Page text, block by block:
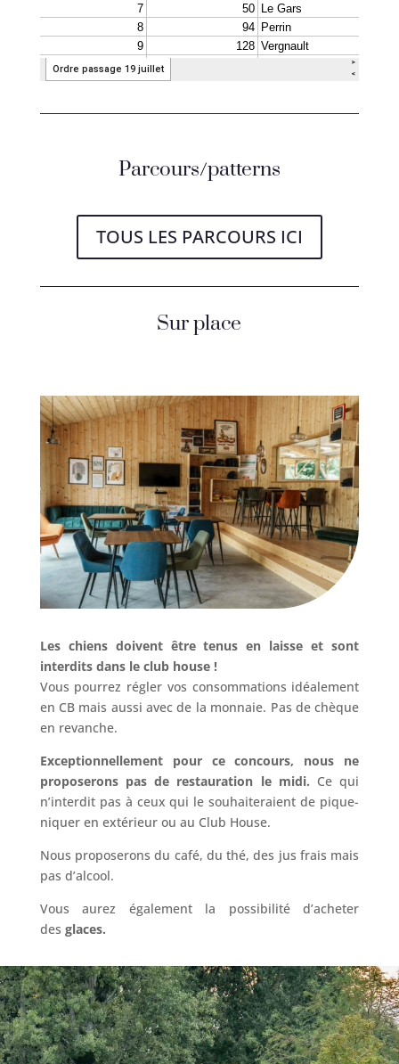
Parcours/patterns
TOUS LES PARCOURS ICI
Sur place
Les chiens doivent être tenus en laisse et sont
interdits dans le club house !
Vous pourrez régler vos consommations idéalement
en CB mais aussi avec de la monnaie. Pas de chèque
en revanche.
Exceptionnellement pour ce concours, nous ne
proposerons pas de restauration le midi. Ce qui
n’interdit pas à ceux qui le souhaiteraient de pique-
niquer en extérieur ou au Club House.
Nous proposerons du café, du thé, des jus frais mais
pas d’alcool.
Vous aurez également la possibilité d’acheter
des glaces.